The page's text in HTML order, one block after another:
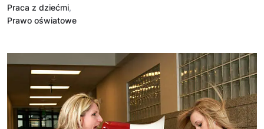
Praca z dziećmi,
Prawo oświatowe